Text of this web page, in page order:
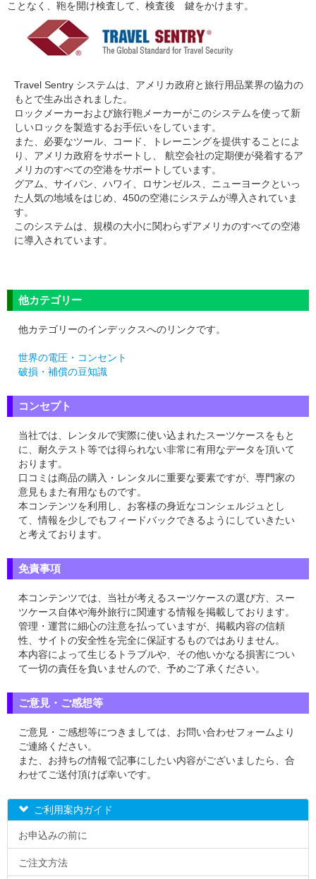
ことなく、鞄を開け検査して、検査後 鍵をかけます。
Travel Sentry システムは、アメリカ政府と旅行用品業界の協力の
もとで生み出されました。
ロックメーカーおよび旅行鞄メーカーがこのシステムを使って新
しいロックを製造するお手伝いをしています。
また、必要なツール、コード、トレーニングを提供することによ
り、アメリカ政府をサポートし、 航空会社の定期便が発着するア
メリカのすべての空港をサポートしています。
グアム、サイパン、ハワイ、ロサンゼルス、ニューヨークといっ
た人気の地域をはじめ、450の空港にシステムが導入されていま
す。
このシステムは、規模の大小に関わらずアメリカのすべての空港
に導入されています。
他カテゴリー
他カテゴリーのインデックスへのリンクです。
世界の電圧・コンセント
破損・補償の豆知識
コンセプト
当社では、レンタルで実際に使い込まれたスーツケースをもと
に、耐久テスト等では得られない非常に有用なデータを頂いて
おります。
口コミは商品の購入・レンタルに重要な要素ですが、専門家の
意見もまた有用なものです。
本コンテンツを利用し、お客様の身近なコンシェルジュとし
て、情報を少しでもフィードバックできるようにしていきたい
と考えております。
免責事項
本コンテンツでは、当社が考えるスーツケースの選び方、スー
ツケース自体や海外旅行に関連する情報を掲載しております。
管理・運営に細心の注意を払っていますが、掲載内容の信頼
性、サイトの安全性を完全に保証するものではありません。
本内容によって生じるトラブルや、その他いかなる損害につい
て一切の責任を負いませんので、予めご了承ください。
ご意見・ご感想等
ご意見・ご感想等につきましては、お問い合わせフォームより
ご連絡ください。
また、お持ちの情報で記事にしたい内容がございましたら、合
わせてご送付頂けば幸いです。
ご利用案内ガイド
お申込みの前に
ご注文方法